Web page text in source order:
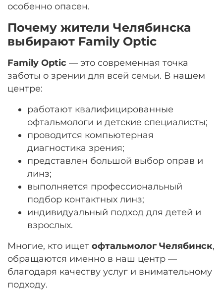
особенно опасен.
Почему жители Челябинска
выбирают Family Optic
Family Optic — это современная точка
заботы о зрении для всей семьи. В нашем
центре:
работают квалифицированные
офтальмологи и детские специалисты;
проводится компьютерная
диагностика зрения;
представлен большой выбор оправ и
линз;
выполняется профессиональный
подбор контактных линз;
индивидуальный подход для детей и
взрослых.
Многие, кто ищет офтальмолог Челябинск,
обращаются именно в наш центр —
благодаря качеству услуг и внимательному
подходу.